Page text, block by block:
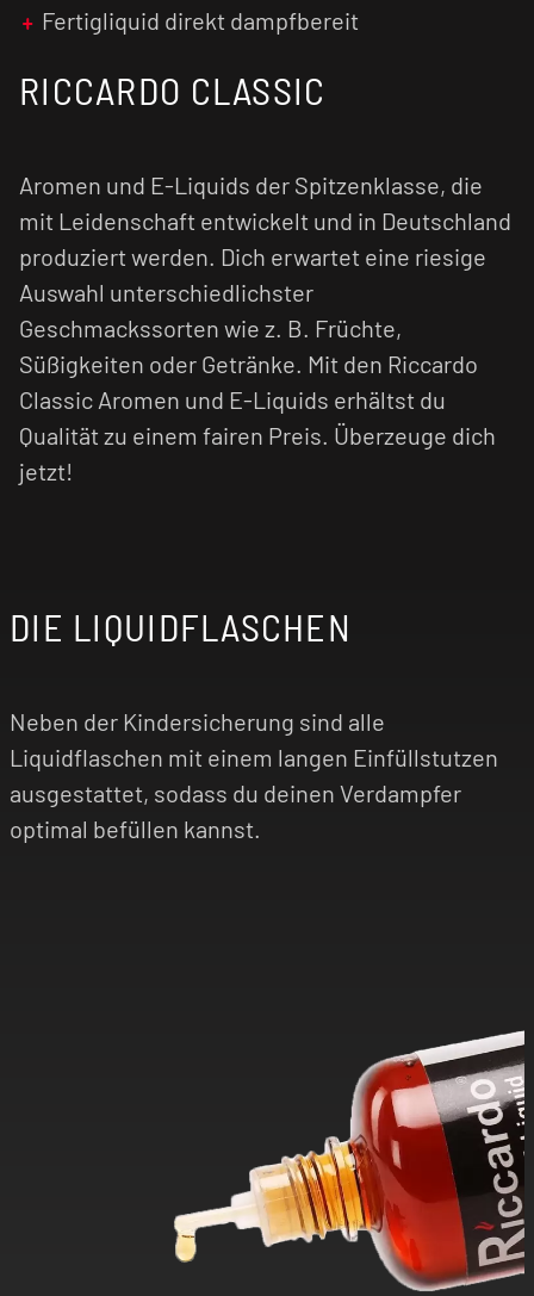
Fertigliquid direkt dampfbereit
RICCARDO CLASSIC
Aromen und E-Liquids der Spitzenklasse, die
mit Leidenschaft entwickelt und in Deutschland
produziert werden. Dich erwartet eine riesige
Auswahl unterschiedlichster
Geschmackssorten wie z. B. Früchte,
Süßigkeiten oder Getränke. Mit den Riccardo
Classic Aromen und E-Liquids erhältst du
Qualität zu einem fairen Preis. Überzeuge dich
jetzt!
DIE LIQUIDFLASCHEN
Neben der Kindersicherung sind alle
Liquidflaschen mit einem langen Einfüllstutzen
ausgestattet, sodass du deinen Verdampfer
optimal befüllen kannst.